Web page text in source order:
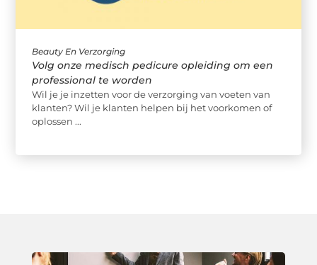
Beauty En Verzorging
Volg onze medisch pedicure opleiding om een
professional te worden
Wil je je inzetten voor de verzorging van voeten van
klanten? Wil je klanten helpen bij het voorkomen of
oplossen ...